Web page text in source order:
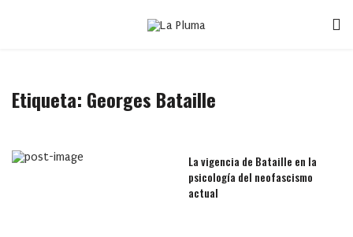
Etiqueta: Georges Bataille
La vigencia de Bataille en la
psicología del neofascismo
actual